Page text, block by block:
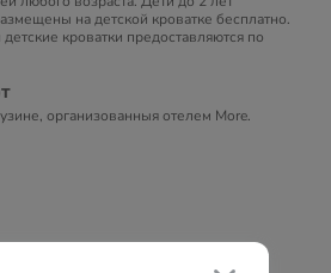
на детской кроватке бесплатно.
кроватки предоставляются по
организованныя отелем More.